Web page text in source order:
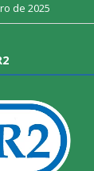
de 2025